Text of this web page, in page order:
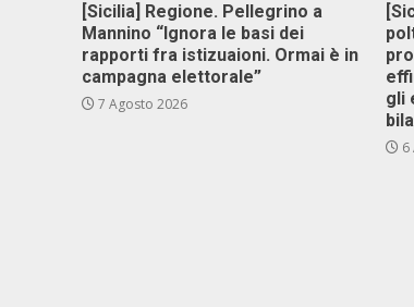
[Sicilia] Regione. Pellegrino a
Mannino “Ignora le basi dei
rapporti fra istizuaioni. Ormai è in
campagna elettorale”
7 Agosto 2026
gli
6